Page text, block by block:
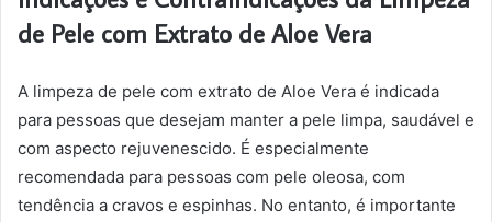
de Pele com Extrato de Aloe Vera
A limpeza de pele com extrato de Aloe Vera é indicada
para pessoas que desejam manter a pele limpa, saudável e
com aspecto rejuvenescido. É especialmente
recomendada para pessoas com pele oleosa, com
tendência a cravos e espinhas. No entanto, é importante